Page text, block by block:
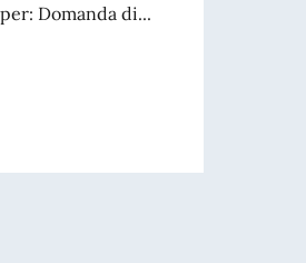
TAJANI, IN OCCASIONE DEL 70°
A TEMPO DETERMINATO
Domanda di...
PER ASSUNZIONE DI N.1